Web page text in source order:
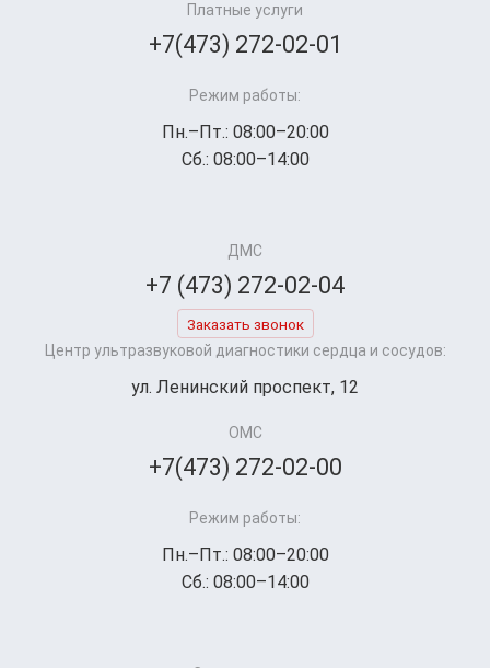
Платные услуги
+7(473) 272-02-01
Режим работы:
Пн.–Пт.: 08:00–20:00
Сб.: 08:00–14:00
ДМС
+7 (473) 272-02-04
Заказать звонок
Центр ультразвуковой диагностики сердца и сосудов:
ул. Ленинский проспект, 12
ОМС
+7(473) 272-02-00
Режим работы:
Пн.–Пт.: 08:00–20:00
Сб.: 08:00–14:00